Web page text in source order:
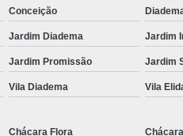
Conceição
Jardim Diadema Jardim
Jardim Promissão Jardim
Vila Diadema Vila
Chácara Flora